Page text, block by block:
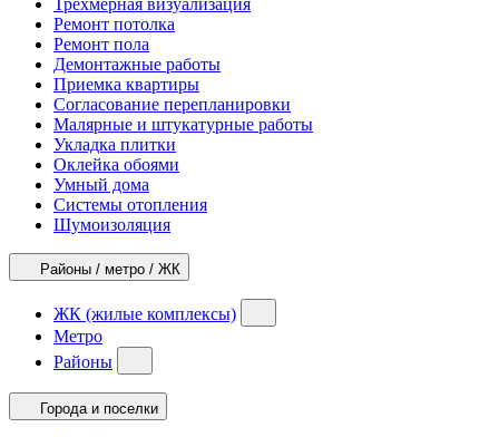
Трехмерная визуализация
Ремонт потолка
Ремонт пола
Демонтажные работы
Приемка квартиры
Согласование перепланировки
Малярные и штукатурные работы
Укладка плитки
Оклейка обоями
Умный дома
Системы отопления
Шумоизоляция
Районы / метро / ЖК
ЖК (жилые комплексы)
Метро
Районы
Города и поселки